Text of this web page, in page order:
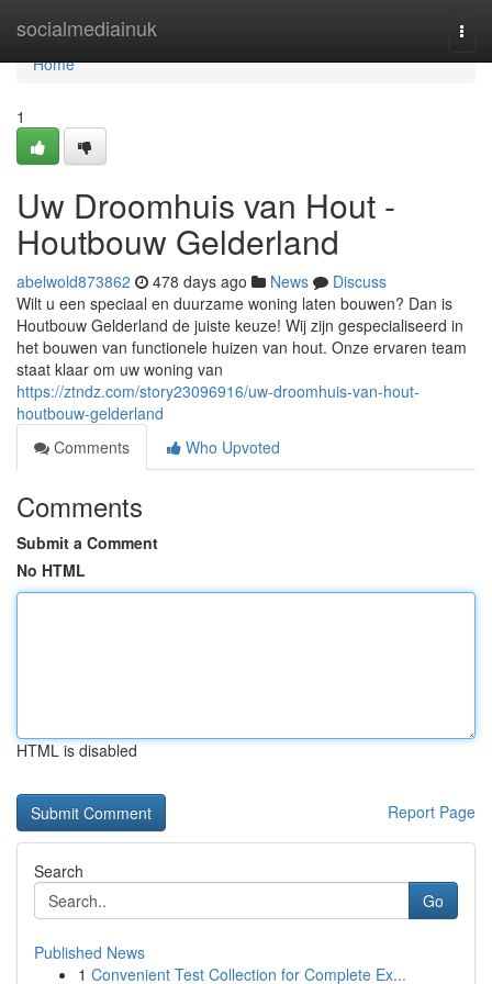
socialmediainuk
Home
Home
1
Uw Droomhuis van Hout -
Houtbouw Gelderland
abelwold873862 478 days ago News
Discuss
Wilt u een speciaal en duurzame woning laten bouwen? Dan is
Houtbouw Gelderland de juiste keuze! Wij zijn gespecialiseerd in
het bouwen van functionele huizen van hout. Onze ervaren team
staat klaar om uw woning van
https://ztndz.com/story23096916/uw-droomhuis-van-hout-
houtbouw-gelderland
Comments
Who Upvoted
Comments
Submit a Comment
No HTML
HTML is disabled
Report Page
Search
Go
Published News
1 Convenient Test Collection for Complete Ex...